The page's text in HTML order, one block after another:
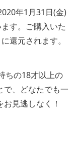
年1月31日(金)
す。ご購入いた
還元されます。
ちの18才以上の
で、どなたでも一
見逃しなく！